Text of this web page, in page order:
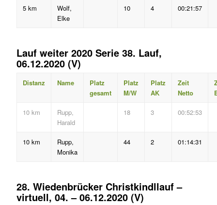
5 km
Wolf,
Elke
10 4 00:21:57
Lauf weiter 2020 Serie 38. Lauf,
06.12.2020 (V)
Distanz Name
Platz
gesamt
Platz
M/W
Platz
AK
Zeit
Netto
10 km
Rupp,
Harald
18 3 00:52:53
10 km
Rupp,
Monika
44 2 01:14:31
28. Wiedenbrücker Christkindllauf –
virtuell, 04. – 06.12.2020 (V)